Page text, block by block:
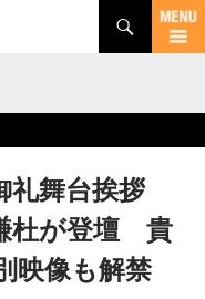
礼舞台挨拶
杜が登壇 貴
映像も解禁